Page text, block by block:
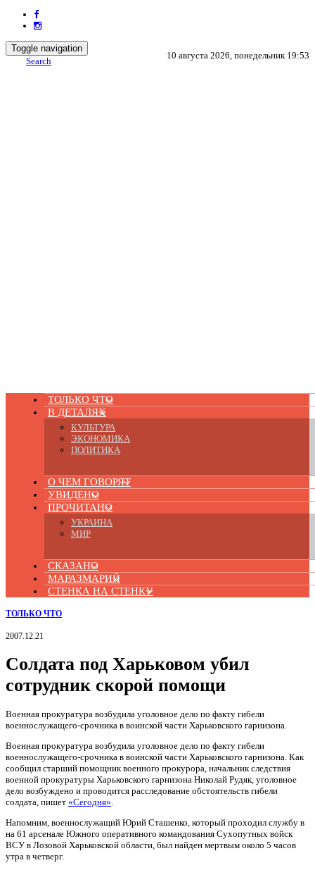
10 августа 2026, понедельник 19:53
Toggle navigation
Search
ТОЛЬКО ЧТО
В ДЕТАЛЯХ
КУЛЬТУРА
ЭКОНОМИКА
ПОЛИТИКА
О ЧЕМ ГОВОРЯТ
УВИДЕНО
ПРОЧИТАНО
УКРАИНА
МИР
СКАЗАНО
МАРАЗМАРИЙ
СТЕНКА НА СТЕНКУ
ТОЛЬКО ЧТО
2007.12.21
Солдата под Харьковом убил
сотрудник скорой помощи
Военная прокуратура возбудила уголовное дело по факту гибели
военнослужащего-срочника в воинской части Харьковского гарнизона.
Военная прокуратура возбудила уголовное дело по факту гибели
военнослужащего-срочника в воинской части Харьковского гарнизона. Как
сообщил старший помощник военного прокурора, начальник следствия
военной прокуратуры Харьковского гарнизона Николай Рудяк, уголовное
дело возбуждено и проводится расследование обстоятельств гибели
солдата, пишет «Сегодня»
Напомним, военнослужащий Юрий Сташенко, который проходил службу в
на 61 арсенале Южного оперативного командования Сухопутных войск
ВСУ в Лозовой Харьковской области, был найден мертвым около 5 часов
утра в четверг.